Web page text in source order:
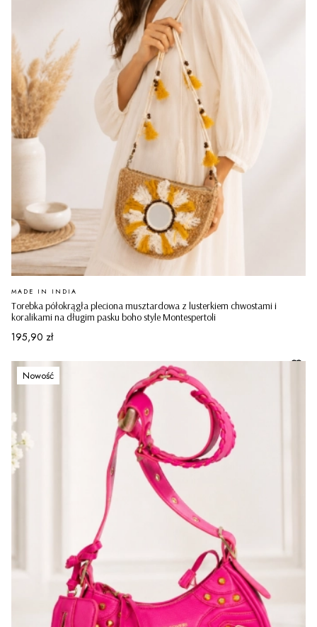
Torebka półokrągła pleciona musztardowa z lusterkiem chwostami i
koralikami na długim pasku boho style Montespertoli
PRODUCENT
MADE IN INDIA
Cena
195,90 zł
Nowość